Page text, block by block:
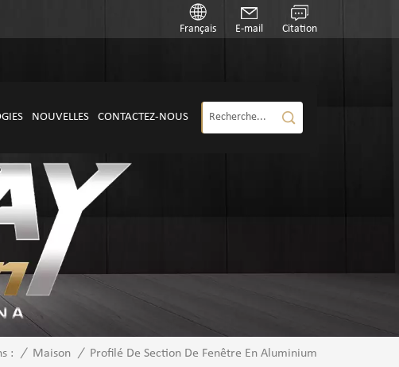
Français E-mail Citation
NOUVELLES CONTACTEZ-NOUS
: / Maison / Profilé De Section De Fenêtre En Aluminium